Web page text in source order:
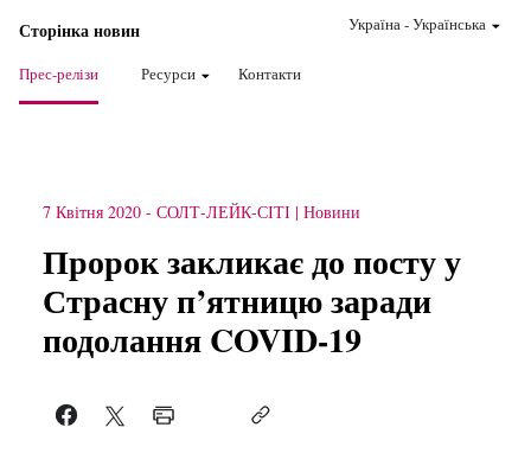
Сторінка новин
Прес-релізи Ресурси Контакти
Україна-Українська
7 Квітня 2020 - СОЛТ-ЛЕЙК-СІТІ Новини
Пророк закликає до посту у
Страсну п’ятницю заради
подолання COVID-19